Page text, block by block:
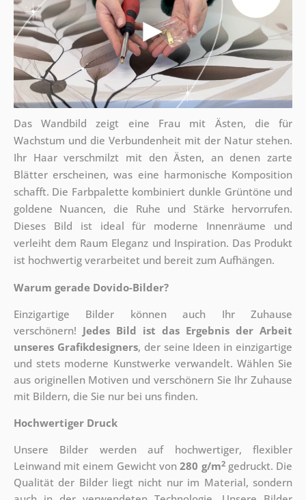
Das Wandbild zeigt eine Frau mit Ästen, die für
Wachstum und die Verbundenheit mit der Natur stehen.
Ihr Haar verschmilzt mit den Ästen, an denen zarte
Blätter erscheinen, was eine harmonische Komposition
schafft. Die Farbpalette kombiniert dunkle Grüntöne und
goldene Nuancen, die Ruhe und Stärke hervorrufen.
Dieses Bild ist ideal für moderne Innenräume und
verleiht dem Raum Eleganz und Inspiration. Das Produkt
ist hochwertig verarbeitet und bereit zum Aufhängen.
Warum gerade Dovido-Bilder?
Einzigartige Bilder können auch Ihr Zuhause
verschönern! Jedes Bild ist das Ergebnis der Arbeit
unseres Grafikdesigners, der seine Ideen in einzigartige
und stets moderne Kunstwerke verwandelt. Wählen Sie
aus originellen Motiven und verschönern Sie Ihr Zuhause
mit Bildern, die Sie nur bei uns finden.
Hochwertiger Druck
Unsere Bilder werden auf hochwertiger, flexibler
Leinwand mit einem Gewicht von280 g/m2gedruckt. Die
Qualität der Bilder liegt nicht nur im Material, sondern